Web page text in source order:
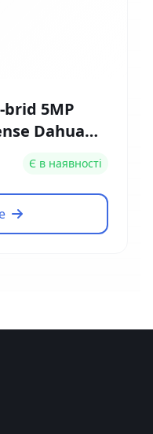
5MP
Dahua
Є в наявності